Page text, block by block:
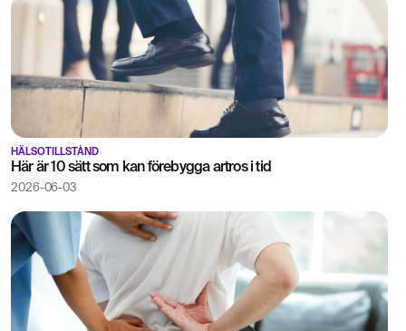
HÄLSOTILLSTÅND
Här är 10 sätt som kan förebygga artros i tid
2026-06-03